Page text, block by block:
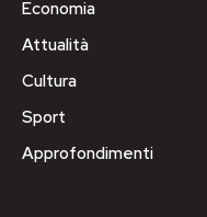
Economia
Attualità
Cultura
Sport
Approfondimenti